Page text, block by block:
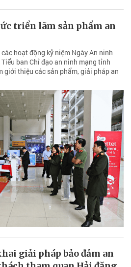
triển lãm sản phẩm an
hoạt động kỷ niệm Ngày An ninh
ban Chỉ đạo an ninh mạng tỉnh
giới thiệu các sản phẩm, giải pháp an
giải pháp bảo đảm an